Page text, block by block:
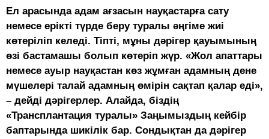
Ел арасында адам ағзасын науқастарға сату
немесе ерікті түрде беру туралы әңгіме жиі
көтеріліп келеді. Тіпті, мұны дәрігер қауымының
өзі бастамашы болып көтеріп жүр. «Жол апаттары
немесе ауыр науқастан көз жұмған адамның дене
мүшелері талай адамның өмірін сақтап қалар еді»,
– дейді дәрігерлер. Алайда, біздің
«Трансплантация туралы» Заңымыздың кейбір
баптарында шикілік бар. Сондықтан да дәрігер